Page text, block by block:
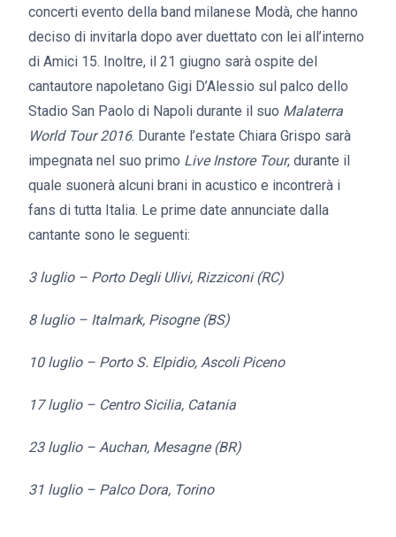
concerti evento della band milanese Modà, che hanno
deciso di invitarla dopo aver duettato con lei all’interno
di Amici 15. Inoltre, il 21 giugno sarà ospite del
cantautore napoletano Gigi D’Alessio sul palco dello
Stadio San Paolo di Napoli durante il suo Malaterra
World Tour 2016. Durante l’estate Chiara Grispo sarà
impegnata nel suo primo Live Instore Tour, durante il
quale suonerà alcuni brani in acustico e incontrerà i
fans di tutta Italia. Le prime date annunciate dalla
cantante sono le seguenti:
3 luglio – Porto Degli Ulivi, Rizziconi (RC)
8 luglio – Italmark, Pisogne (BS)
10 luglio – Porto S. Elpidio, Ascoli Piceno
17 luglio – Centro Sicilia, Catania
23 luglio – Auchan, Mesagne (BR)
31 luglio – Palco Dora, Torino